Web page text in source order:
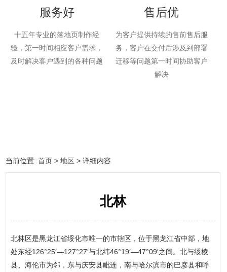
服务好
十五年专业的落地页制作经
验，第一时间相应客户需求，
及时解决客户遇到的各种问题
售后优
为客户提供持续的售前售后服
务，客户在交付后涉及到部署
迁移等问题第一时间协助客户
解决
当前位置:首页 >地区 > 详细内容
北林
北林区是黑龙江省绥化市唯一的市辖区，位于黑龙江省中部，地
处东经126°25′—127°27′与北纬46°19′—47°09′之间。北与绥棱
县、海伦市为邻，东与庆安县毗连，南与哈尔滨市的巴彦县和呼